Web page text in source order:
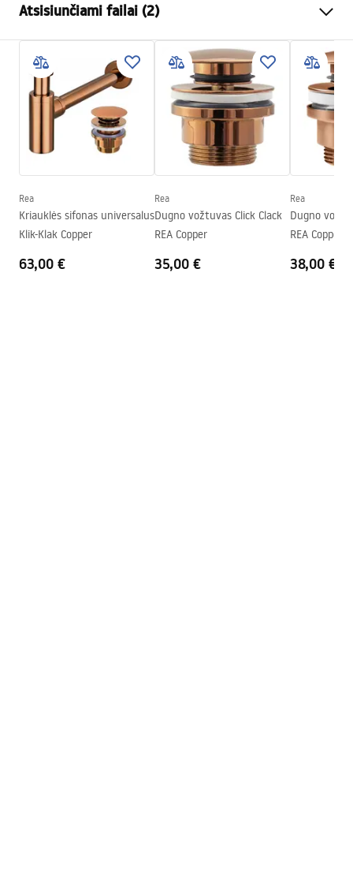
Medžiaga
Spalva
Akmens imitacija
Apdaila
Blizgus
Ilgis
655mm
400mm
130mm
100mm
Forma
Skylė baterijom
Ne
Atsisiunčiami failai (2)
Surinkimo instrukcijos
Basin.pdf
Garantijos sąlygos
Warranty_Terms_and_Conditions_Basins_-_5.pdf
Rea
Kriauklės sifonas universalus
Klik-Klak Copper
63,00 €
Rea
Dugno vožtuvas Click Clack
REA Copper
35,00 €
Rea
Dugno
REA
38,00 €